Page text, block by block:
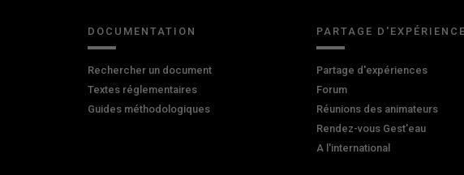
DOCUMENTATION
Rechercher un document
Textes réglementaires
Guides méthodologiques
PARTAGE
Partage d'expériences
Forum
Réunions des animateurs
Rendez-vous Gest'eau
A l'international